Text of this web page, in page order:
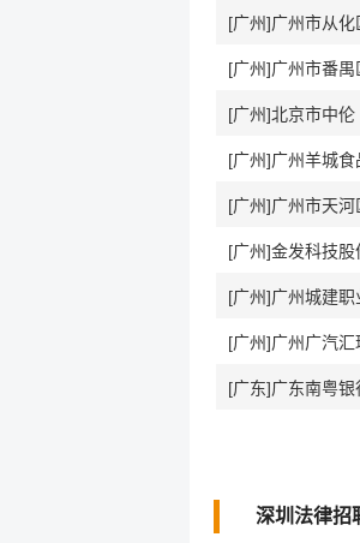
[广州]广州市番
[广州]北京市中伦
[广州]广州羊城
[广州]广州市天
[广州]金发科技
[广州]广州城建
[广州]广州广汽
[广东]广东南粤
深圳法律招